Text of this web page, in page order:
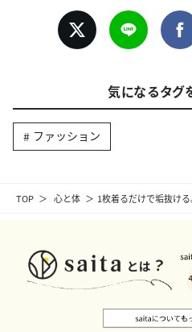
TOP 心と体 1枚着るだけで垢抜け
気になるタグ
ファッション